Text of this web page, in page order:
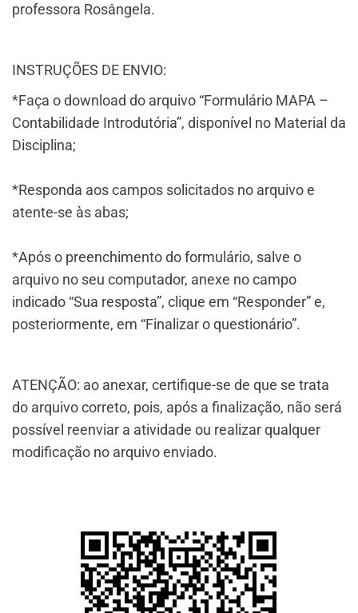
professora Rosângela.
INSTRUÇÕES DE ENVIO:
*Faça o download do arquivo “Formulário MAPA –
Contabilidade Introdutória”, disponível no Material da
Disciplina;
*Responda aos campos solicitados no arquivo e
atente-se às abas;
*Após o preenchimento do formulário, salve o
arquivo no seu computador, anexe no campo
indicado “Sua resposta”, clique em “Responder” e,
posteriormente, em “Finalizar o questionário”.
ATENÇÃO: ao anexar, certifique-se de que se trata
do arquivo correto, pois, após a finalização, não será
possível reenviar a atividade ou realizar qualquer
modificação no arquivo enviado.